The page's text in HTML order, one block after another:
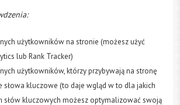
użytkowników na stronie (możesz użyć
lub Rank Tracker)
użytkowników, którzy przybywają na stronę
słowa kluczowe (to daje wgląd w to dla jakich
słów kluczowych możesz optymalizować swoją